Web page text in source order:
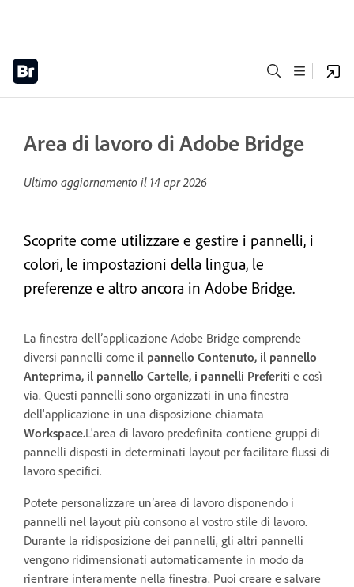
Area di lavoro di Adobe Bridge
Ultimo aggiornamento il 14 apr 2026
Scoprite come utilizzare e gestire i pannelli, i
colori, le impostazioni della lingua, le
preferenze e altro ancora in Adobe Bridge.
La finestra dell’applicazione Adobe Bridge comprende
diversi pannelli come il pannello Contenuto, il pannello
Anteprima, il pannello Cartelle, i pannelli Preferiti e così
via. Questi pannelli sono organizzati in una finestra
dell'applicazione in una disposizione chiamata
Workspace.L'area di lavoro predefinita contiene gruppi di
pannelli disposti in determinati layout per facilitare flussi di
lavoro specifici.
Potete personalizzare un’area di lavoro disponendo i
pannelli nel layout più consono al vostro stile di lavoro.
Durante la ridisposizione dei pannelli, gli altri pannelli
vengono ridimensionati automaticamente in modo da
rientrare interamente nella finestra. Puoi creare e salvare